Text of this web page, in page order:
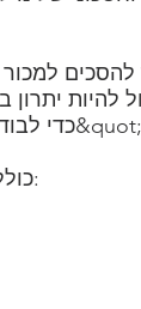
כולל: